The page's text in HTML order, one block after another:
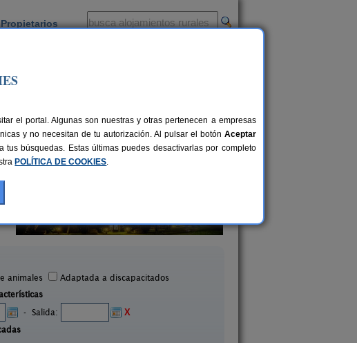
animales
Adaptada a discapacitados
- Salida:
X
el portal. Algunas son nuestras y otras pertenecen a empresas
y no necesitan de tu autorización. Al pulsar el botón Aceptar
búsquedas. Estas últimas puedes desactivarlas por completo
POLÍTICA DE COOKIES.